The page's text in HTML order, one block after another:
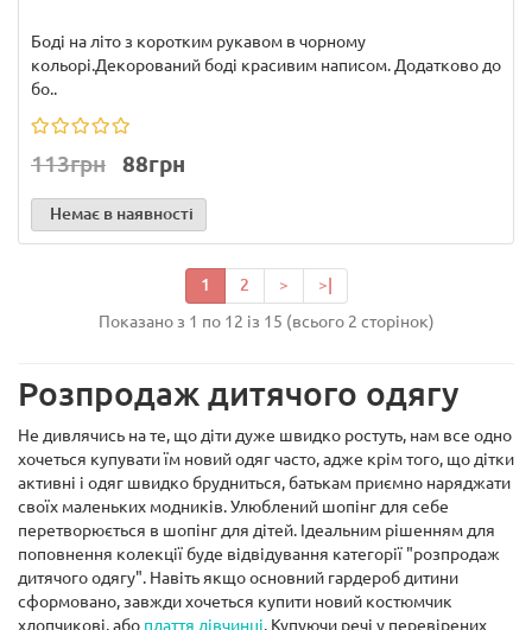
Боді на літо з коротким рукавом в чорному
кольорі.Декорований боді красивим написом. Додатково до
бо..
113грн 88грн
Немає в наявності
1 2 >
>|
Показано з 1 по 12 із 15 (всього 2 сторінок)
Розпродаж дитячого одягу
Не дивлячись на те, що діти дуже швидко ростуть, нам все одно
хочеться купувати їм новий одяг часто, адже крім того, що дітки
активні і одяг швидко брудниться, батькам приємно наряджати
своїх маленьких модників. Улюблений шопінг для себе
перетворюється в шопінг для дітей. Ідеальним рішенням для
поповнення колекції буде відвідування категорії "розпродаж
дитячого одягу". Навіть якщо основний гардероб дитини
сформовано, завжди хочеться купити новий костюмчик
хлопчикові, або плаття дівчинці. Купуючи речі у перевірених